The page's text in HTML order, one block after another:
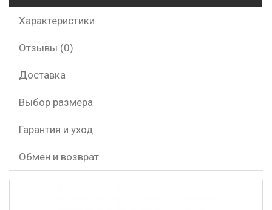
Характеристики
Отзывы (0)
Доставка
Выбор размера
Гарантия и уход
Обмен и возврат